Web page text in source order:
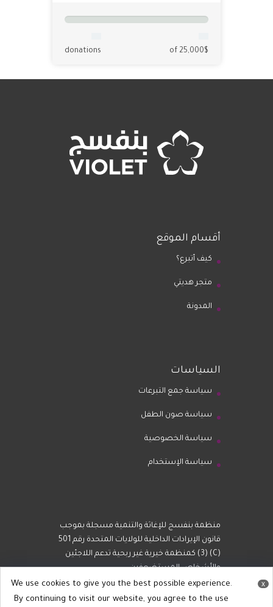
of 25,000$
donations
أقسام الموقع
كيف أتبرع؟
متجر هديتي
المدونة
السياسات
سياسة جمع التبرعات
سياسة صون الطفل
سياسة الخصوصية
سياسة الإستخدام
منظمة بنفسج للإغاثة والتنمية مسجلة بموجب
قانون الإيرادات الداخلية للولايات المتحدة رقم 501
(C) (3) كمنظمة خيرية غير ربحية تدعم اللاجئين
والأشخاص المستضعفين.
x
We use cookies to give you the best possible experience.
By continuing to visit our website, you agree to the use